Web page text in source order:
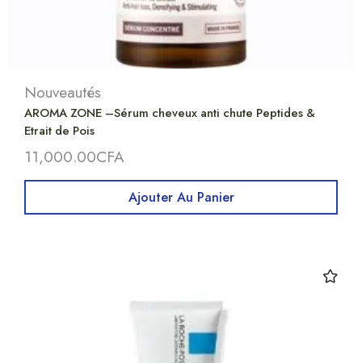
Nouveautés
AROMA ZONE –Sérum cheveux anti chute Peptides &
Etrait de Pois
11,000.00CFA
Ajouter Au Panier